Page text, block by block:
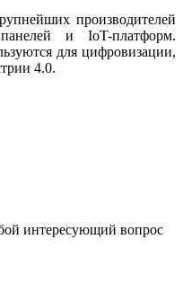
производителей
и IoT-платформ.
для цифровизации,
4.0.
интересующий вопрос